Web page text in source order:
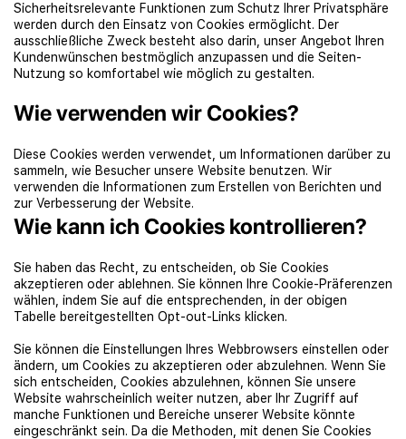
Sicherheitsrelevante Funktionen zum Schutz Ihrer Privatsphäre
werden durch den Einsatz von Cookies ermöglicht. Der
ausschließliche Zweck besteht also darin, unser Angebot Ihren
Kundenwünschen bestmöglich anzupassen und die Seiten-
Nutzung so komfortabel wie möglich zu gestalten.
Wie verwenden wir Cookies?
Diese Cookies werden verwendet, um Informationen darüber zu
sammeln, wie Besucher unsere Website benutzen. Wir
verwenden die Informationen zum Erstellen von Berichten und
zur Verbesserung der Website.
Wie kann ich Cookies kontrollieren?
Sie haben das Recht, zu entscheiden, ob Sie Cookies
akzeptieren oder ablehnen. Sie können Ihre Cookie-Präferenzen
wählen, indem Sie auf die entsprechenden, in der obigen
Tabelle bereitgestellten Opt-out-Links klicken.
Sie können die Einstellungen Ihres Webbrowsers einstellen oder
ändern, um Cookies zu akzeptieren oder abzulehnen. Wenn Sie
sich entscheiden, Cookies abzulehnen, können Sie unsere
Website wahrscheinlich weiter nutzen, aber Ihr Zugriff auf
manche Funktionen und Bereiche unserer Website könnte
eingeschränkt sein. Da die Methoden, mit denen Sie Cookies